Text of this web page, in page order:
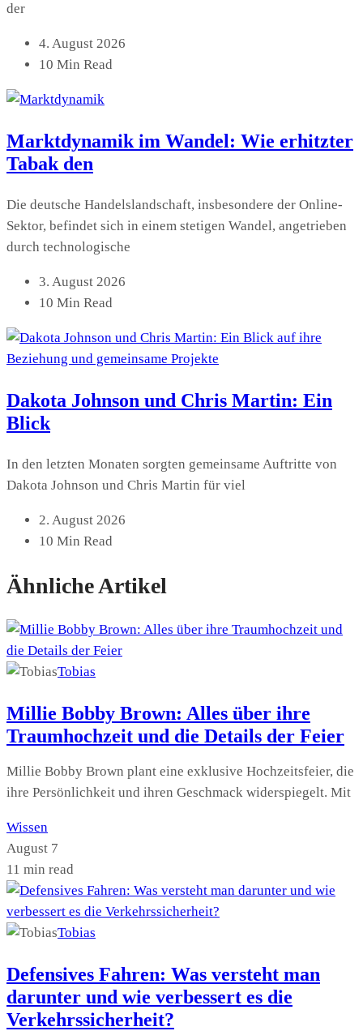
der
4. August 2026
10 Min Read
Marktdynamik im Wandel: Wie erhitzter
Tabak den
Die deutsche Handelslandschaft, insbesondere der Online-
Sektor, befindet sich in einem stetigen Wandel, angetrieben
durch technologische
3. August 2026
10 Min Read
Dakota Johnson und Chris Martin: Ein
Blick
In den letzten Monaten sorgten gemeinsame Auftritte von
Dakota Johnson und Chris Martin für viel
2. August 2026
10 Min Read
Ähnliche Artikel
Tobias
Millie Bobby Brown: Alles über ihre
Traumhochzeit und die Details der Feier
Millie Bobby Brown plant eine exklusive Hochzeitsfeier, die
ihre Persönlichkeit und ihren Geschmack widerspiegelt. Mit
Wissen
August 7
11 min read
Tobias
Defensives Fahren: Was versteht man
darunter und wie verbessert es die
Verkehrssicherheit?